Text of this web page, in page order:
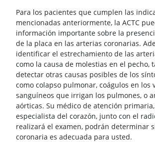
Para los pacientes que cumplen las
mencionadas anteriormente, la ACTC
información importante sobre la
de la placa en las arterias coronarias.
identificar el estrechamiento de las
como la causa de molestias en el pecho,
detectar otras causas posibles de los
como colapso pulmonar, coágulos en los
sanguíneos que irrigan los pulmones, o
aórticas. Su médico de atención
especialista del corazón, junto con el
realizará el examen, podrán determinar
coronaria es adecuada para usted.